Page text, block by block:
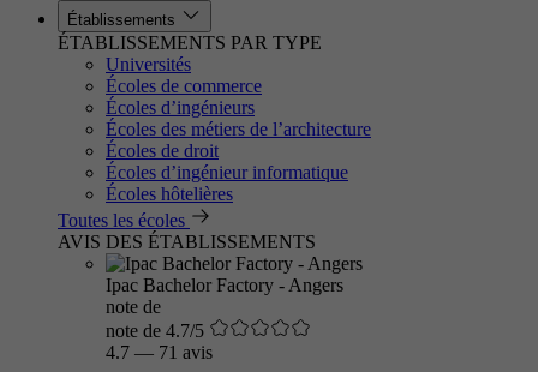
Établissements
ÉTABLISSEMENTS PAR TYPE
Universités
Écoles de commerce
Écoles d’ingénieurs
Écoles des métiers de l’architecture
Écoles de droit
Écoles d’ingénieur informatique
Écoles hôtelières
Toutes les écoles
AVIS DES ÉTABLISSEMENTS
Ipac Bachelor Factory - Angers
note de
note de 4.7/5
4.7 — 71 avis